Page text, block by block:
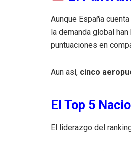
Aunque España
la demanda global
puntuaciones en
Aun así, cinco
El Top 5
El liderazgo del